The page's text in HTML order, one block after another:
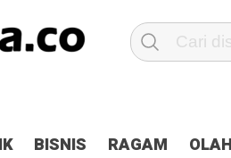
BISNIS RAGAM
2×24 jam di Kota Jayapura